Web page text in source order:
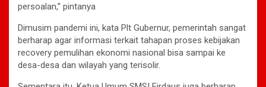
persoalan,” pintanya
Dimusim pandemi ini, kata Plt Gubernur, pemerintah sangat
berharap agar informasi terkait tahapan proses kebijakan
recovery pemulihan ekonomi nasional bisa sampai ke
desa-desa dan wilayah yang terisolir.